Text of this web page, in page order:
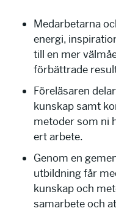
Medarbetarna
energi,
till en mer
förbättrade
Föreläsaren
kunskap samt
metoder som ni
ert arbete.
Genom en
utbildning får
kunskap och
samarbete och